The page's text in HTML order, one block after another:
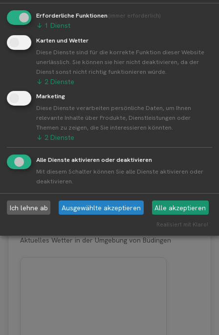
👤︎ Profilseite
Weitere Standorte von Bauer Würfl
Bauer Würfl betreibt 19 Standorte
Firmensitz von Bauer Würfl in einer Karte und als
Liste amzeigen.
Aktuelle Infos zur Region 63654
Büdingen
Aktuelles Wetter in der Umgebung von Büdingen
Erforderliche Funktionen(immer erforderlich)
↓ 1 Dienst
Karten und Wetter
Diese Dienste sind für die korrekte Funktion dieser Website
unerlässlich. Sie können sie hier nicht deaktivieren, da der
Dienst sonst nicht richtig funktionieren würde.
↓ 2 Dienste
Marketing
Diese Dienste verarbeiten persönliche Daten, um Ihnen
relevante Inhalte über Produkte, Dienstleistungen oder
Themen zu zeigen, die Sie interessieren könnten.
↓ 2 Dienste
Alle Dienste aktivieren oder deaktivieren
Mit diesem Schalter können Sie alle Dienste aktivieren oder
deaktivieren.
Ich lehne ab Ausgewählte akzeptieren Alle akzeptieren
Realisiert mit Klaro!